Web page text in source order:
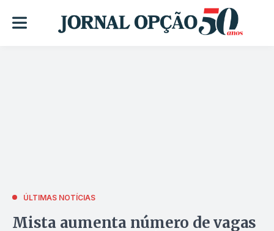
ÚLTIMAS NOTÍCIAS
Mista aumenta número de vagas